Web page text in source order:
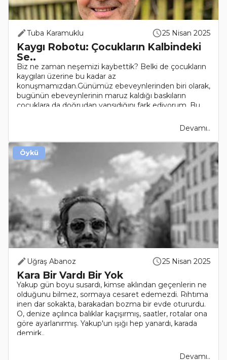
Tuba Karamuklu 25 Nisan 2025
Kaygı Robotu: Çocukların Kalbindeki
Se..
Biz ne zaman neşemizi kaybettik? Belki de çocukların
kaygıları üzerine bu kadar az
konuşmamızdan.Günümüz ebeveynlerinden biri olarak,
bugünün ebeveynlerinin maruz kaldığı baskıların
çocuklara da doğrudan yansıdığını fark ediyorum. Bu
Devamı..
Uğraş Abanoz 25 Nisan 2025
Kara Bir Vardı Bir Yok
Yakup gün boyu susardı, kimse aklından geçenlerin ne
olduğunu bilmez, sormaya cesaret edemezdi. Rıhtıma
inen dar sokakta, barakadan bozma bir evde otururdu.
O, denize açılınca balıklar kaçışırmış, saatler, rotalar ona
göre ayarlanırmış. Yakup'un ışığı hep yanardı, karada
demirk..
Devamı..
Öykü